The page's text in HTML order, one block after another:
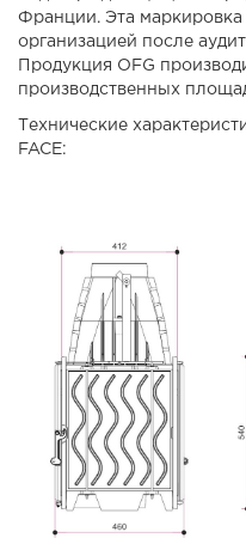
Франции. Эта маркировка
организацией после
Продукция OFG
производственных
Технические
FACE: